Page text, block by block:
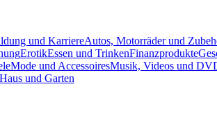
und KarriereAutos, Motorräder und
ErotikEssen und TrinkenFinanzprodukte
Mode und AccessoiresMusik, Videos und
und Garten